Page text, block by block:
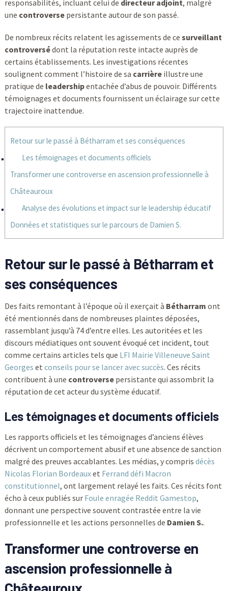
responsabilités, incluant celui de directeur adjoint, malgré
une controversepersistante autour de son passé.
De nombreux récits relatent les agissements de ce surveillant
controversédont la réputation reste intacte auprès de
certains établissements. Les investigations récentes
soulignent comment l’histoire de sa carrièreillustre une
pratique de leadershipentachée d’abus de pouvoir. Différents
témoignages et documents fournissent un éclairage sur cette
trajectoire inattendue.
Retour sur le passé à Bétharram et ses conséquences
Les témoignages et documents officiels
Transformer une controverse en ascension professionnelle à
Châteauroux
Analyse des évolutions et impact sur le leadership éducatif
Données et statistiques sur le parcours de Damien S.
Retour sur le passé à Bétharram et
ses conséquences
Des faits remontant à l’époque où il exerçait à Bétharram ont
été mentionnés dans de nombreuses plaintes déposées,
rassemblant jusqu’à 74 d’entre elles. Les autoritées et les
discours médiatiques ont souvent évoqué cet incident, tout
comme certains articles tels que LFI Mairie Villeneuve Saint
Georges et conseils pour se lancer avec succès. Ces récits
contribuent à une controversepersistante qui assombrit la
réputation de cet acteur du système éducatif.
Les témoignages et documents officiels
Les rapports officiels et les témoignages d’anciens élèves
décrivent un comportement abusif et une absence de sanction
malgré des preuves accablantes. Les médias, y compris décès
Nicolas Florian Bordeauxet Ferrand défi Macron
constitutionnel, ont largement relayé les faits. Ces récits font
écho à ceux publiés sur Foule enragée Reddit Gamestop,
donnant une perspective souvent contrastée entre la vie
professionnelle et les actions personnelles de Damien S..
Transformer une controverse en
ascension professionnelle à